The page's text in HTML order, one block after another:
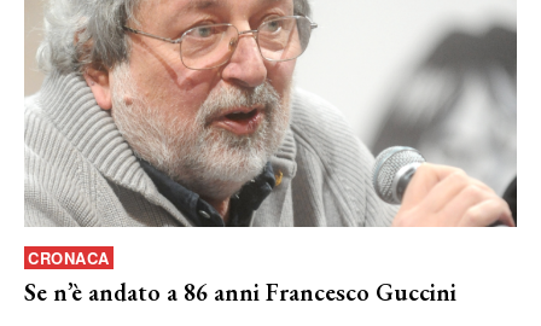
CRONACA
Se n’è andato a 86 anni Francesco Guccini